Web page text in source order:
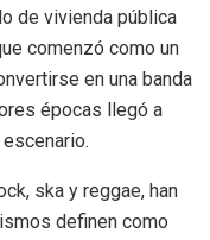
de vivienda pública
comenzó como un
en una banda
épocas llegó a
ska y reggae, han
definen como